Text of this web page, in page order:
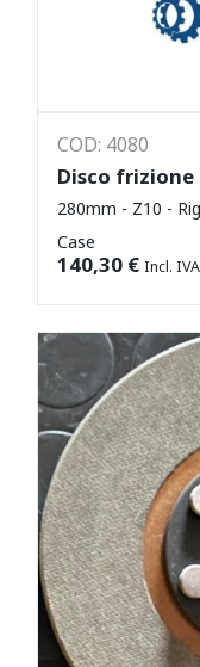
COD: 4080
Disco frizione
280mm - Z10 -
Case
140,30 € Incl.